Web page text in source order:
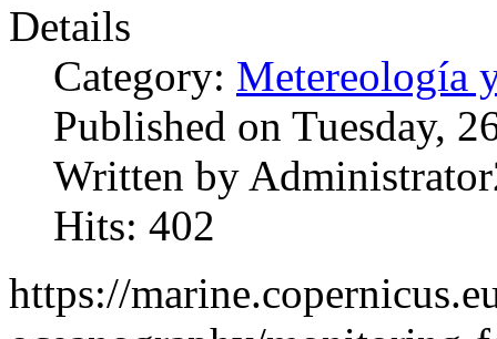
Details
Category: Metereología
Published on Tuesday,
Written by
Hits: 402
https://